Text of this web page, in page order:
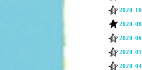
2020-10
2020-08
2020-06
2020-05
2020-04